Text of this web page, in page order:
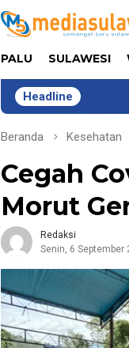
PALU SULAWESI
Headline
Beranda Kesehatan
Cegah
Morut
Redaksi
Senin, 6 September